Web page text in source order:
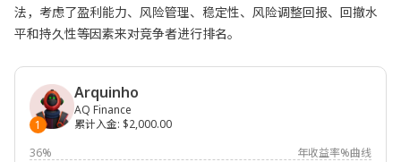
法，考虑了盈利能力、风险管理、稳定性、风险调整回报、回撤水
平和持久性等因素来对竞争者进行排名。
1
Arquinho
AQ Finance
累计入金: $2,000.00
36%
年收益率%曲线